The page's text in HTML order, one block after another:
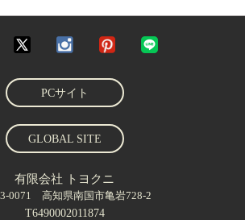
PCサイト
GLOBAL SITE
有限会社 トヨクニ
0071 高知県南国市亀岩728-2
T6490002011874